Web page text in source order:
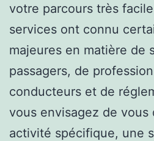
votre parcours très
services ont connu
majeures en matière de
passagers, de
conducteurs et de
vous envisagez de vous
activité spécifique, une